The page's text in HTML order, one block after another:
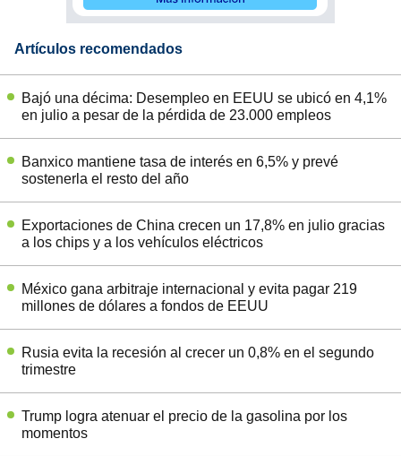
Artículos recomendados
Bajó una décima: Desempleo en EEUU se ubicó en 4,1%
en julio a pesar de la pérdida de 23.000 empleos
Banxico mantiene tasa de interés en 6,5% y prevé
sostenerla el resto del año
Exportaciones de China crecen un 17,8% en julio gracias
a los chips y a los vehículos eléctricos
México gana arbitraje internacional y evita pagar 219
millones de dólares a fondos de EEUU
Rusia evita la recesión al crecer un 0,8% en el segundo
trimestre
Trump logra atenuar el precio de la gasolina por los
momentos